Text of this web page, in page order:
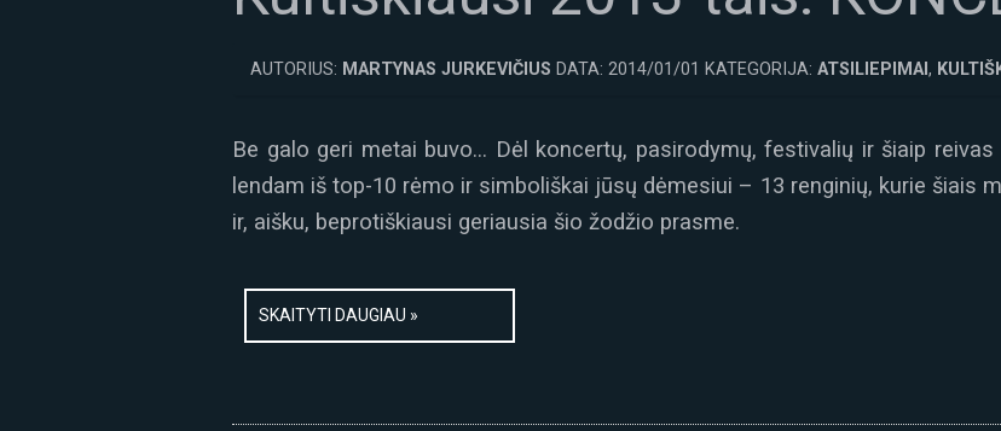
AUTORIUS: MARTYNAS JURKEVIČIUS DATA: 2014/01/01 KATEGORIJA: ATSILIEPIMAI,
Be galo geri metai buvo… Dėl koncertų, pasirodymų, festivalių ir šiaip
lendam iš top-10 rėmo ir simboliškai jūsų dėmesiui – 13 renginių, kurie šiais
ir, aišku, beprotiškiausi geriausia šio žodžio prasme.
SKAITYTI DAUGIAU »